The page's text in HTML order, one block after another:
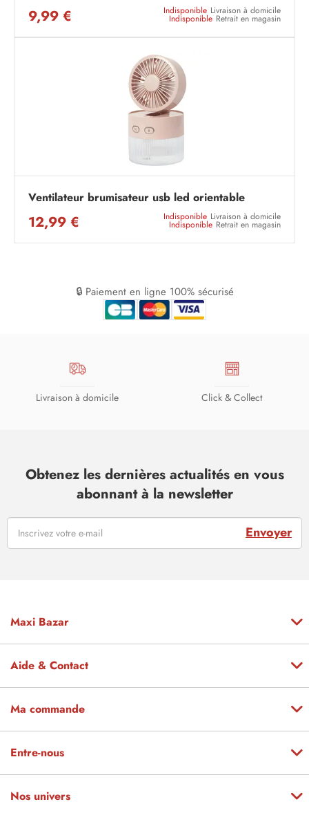
9,99 € Indisponible Livraison à domicile
Indisponible Retrait en magasin
Ventilateur brumisateur usb led orientable
12,99 € Indisponible Livraison à domicile
Indisponible Retrait en magasin
🔒 Paiement en ligne 100% sécurisé
Livraison à domicile Click & Collect
Obtenez les dernières actualités en vous
abonnant à la newsletter
Envoyer
Maxi Bazar
Aide & Contact
Ma commande
Entre-nous
Nos univers